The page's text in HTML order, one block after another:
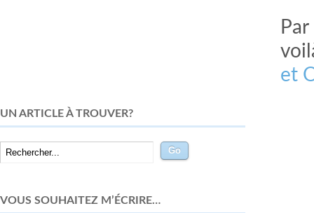
et
UN ARTICLE À TROUVER?
VOUS SOUHAITEZ M’ÉCRIRE…